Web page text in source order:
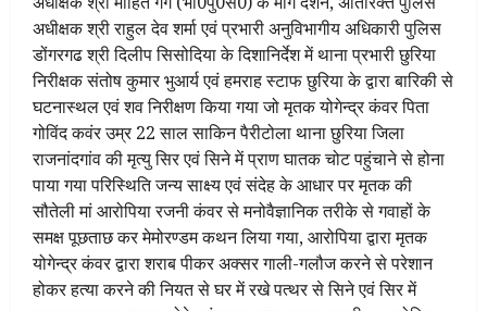
अधीक्षक श्री राहुल देव शर्मा एवं प्रभारी अनुविभागीय अधिकारी पुलिस
डोंगरगढ श्री दिलीप सिसोदिया के दिशानिर्देश में थाना प्रभारी छुरिया
निरीक्षक संतोष कुमार भुआर्य एवं हमराह स्टाफ छुरिया के द्वारा बारिकी से
घटनास्थल एवं शव निरीक्षण किया गया जो मृतक योगेन्द्र कंवर पिता
गोविंद कवंर उम्र 22 साल साकिन पैरीटोला थाना छुरिया जिला
राजनांदगांव की मृत्यु सिर एवं सिने में प्राण घातक चोट पहुंचाने से होना
पाया गया परिस्थिति जन्य साक्ष्य एवं संदेह के आधार पर मृतक की
सौतेली मां आरोपिया रजनी कंवर से मनोवैज्ञानिक तरीके से गवाहों के
समक्ष पूछताछ कर मेमोरण्डम कथन लिया गया, आरोपिया द्वारा मृतक
योगेन्द्र कंवर द्वारा शराब पीकर अक्सर गाली-गलौज करने से परेशान
होकर हत्या करने की नियत से घर में रखे पत्थर से सिने एवं सिर में